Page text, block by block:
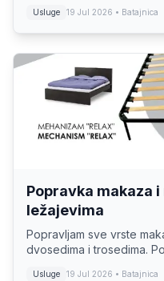
Usluge 19 Jul 2026 • Batajnica
Popravka makaza
ležajevima
Popravljam sve vrste
dvosedima i trosedima.
Usluge 19 Jul 2026 • Batajnica